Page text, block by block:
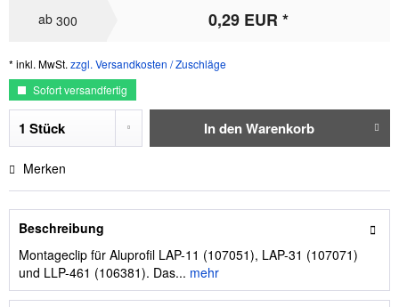
ab 300 0,29 EUR *
* inkl. MwSt. zzgl. Versandkosten / Zuschläge
Sofort versandfertig
In denWarenkorb
Merken
Beschreibung
Montageclip für Aluprofil LAP-11 (107051), LAP-31 (107071)
und LLP-461 (106381). Das... mehr